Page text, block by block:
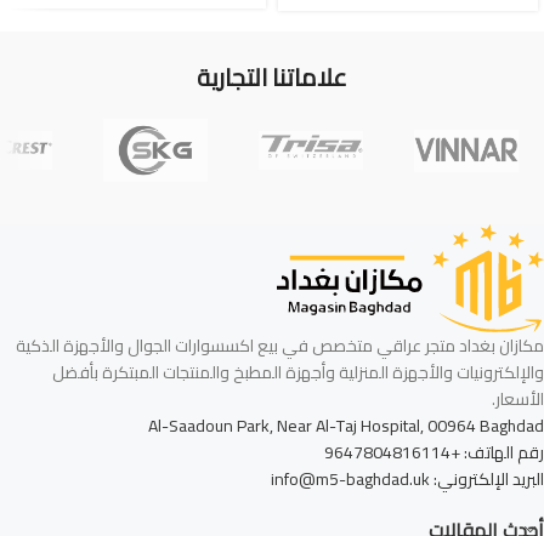
علاماتنا التجارية
مكازان بغداد متجر عراقي متخصص في بيع اكسسوارات الجوال والأجهزة الذكية
والإلكترونيات والأجهزة المنزلية وأجهزة المطبخ والمنتجات المبتكرة بأفضل
الأسعار.
Al-Saadoun Park, Near Al-Taj Hospital, 00964 Baghdad
رقم الهاتف: +9647804816114
البريد الإلكتروني: info@m5-baghdad.uk